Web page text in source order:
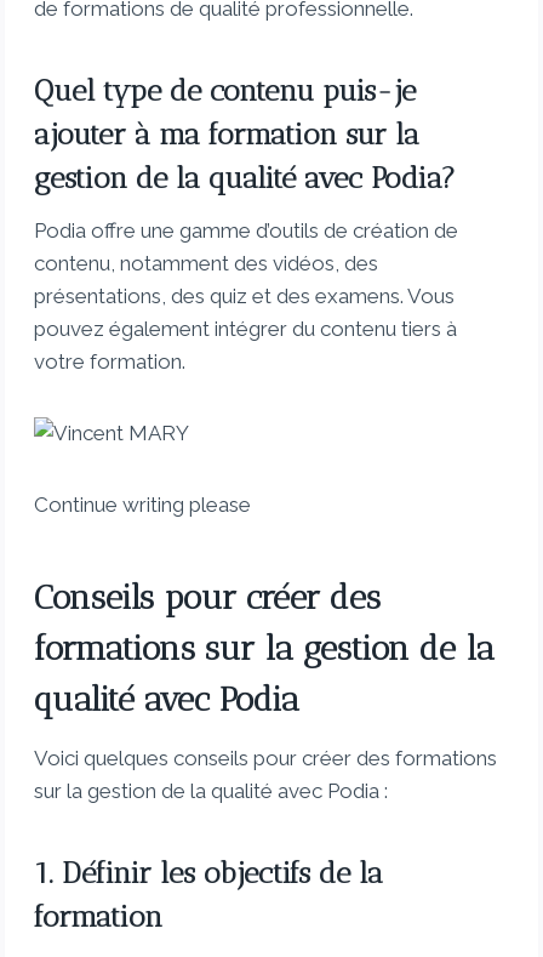
de formations de qualité professionnelle.
Quel type de contenu puis-je
ajouter à ma formation sur la
gestion de la qualité avec Podia?
Podia offre une gamme d’outils de création de
contenu, notamment des vidéos, des
présentations, des quiz et des examens. Vous
pouvez également intégrer du contenu tiers à
votre formation.
Continue writing please
Conseils pour créer des
formations sur la gestion de la
qualité avec Podia
Voici quelques conseils pour créer des formations
sur la gestion de la qualité avec Podia :
1. Définir les objectifs de la
formation